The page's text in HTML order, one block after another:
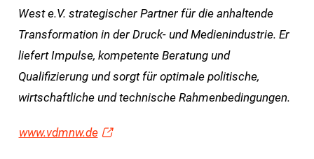
West e.V. strategischer Partner für die anhaltende
Transformation in der Druck- und Medienindustrie. Er
liefert Impulse, kompetente Beratung und
Qualifizierung und sorgt für optimale politische,
wirtschaftliche und technische Rahmenbedingungen.
www.vdmnw.de